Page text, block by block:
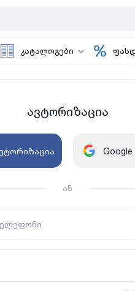
კატალოგები
ავტორიზაცია
ან